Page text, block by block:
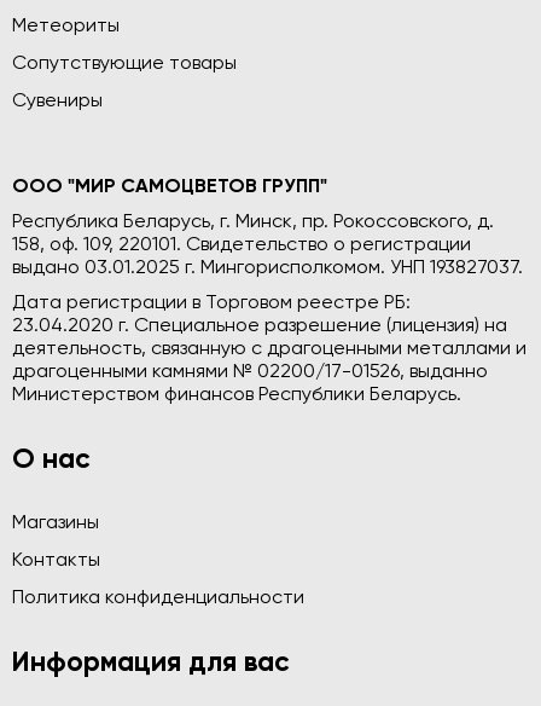
Метеориты
Сопутствующие товары
Сувениры
ООО "МИР САМОЦВЕТОВ ГРУПП"
Республика Беларусь, г. Минск, пр. Рокоссовского, д.
158, оф. 109, 220101. Свидетельство о регистрации
выдано 03.01.2025 г. Мингорисполкомом. УНП 193827037.
Дата регистрации в Торговом реестре РБ:
23.04.2020 г. Специальное разрешение (лицензия) на
деятельность, связанную с драгоценными металлами и
драгоценными камнями № 02200/17-01526, выданно
Министерством финансов Республики Беларусь.
О нас
Магазины
Контакты
Политика конфиденциальности
Информация для вас